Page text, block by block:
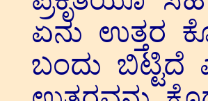
ಏನು ಉತ್ತರ
ಬಂದು ಬಿಟ್ಟಿದೆ